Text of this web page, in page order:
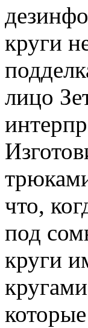
круги
лицо
что,
под
круги